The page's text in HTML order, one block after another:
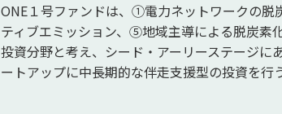
ONE１号ファンドは、①電力ネットワークの
ティブエミッション、⑤地域主導による脱炭
投資分野と考え、シード・アーリーステージ
ートアップに中長期的な伴走支援型の投資を行